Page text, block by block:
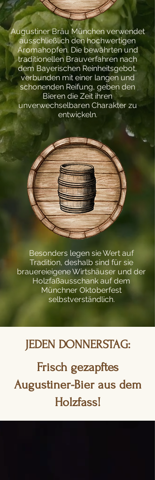
Augustiner Bräu München verwendet
ausschließlich den hochwertigen
Aromahopfen. Die bewährten und
traditionellen Brauverfahren nach
dem Bayerischen Reinheitsgebot,
verbunden mit einer langen und
schonenden Reifung, geben den
Bieren die Zeit ihren
unverwechselbaren Charakter zu
entwickeln.
Besonders legen sie Wert auf
Tradition, deshalb sind für sie
brauereieigene Wirtshäuser und der
Holzfaßausschank auf dem
Münchner Oktoberfest
selbstverständlich.
JEDEN DONNERSTAG:
Frisch gezapftes
Augustiner-Bier aus dem
Holzfass!